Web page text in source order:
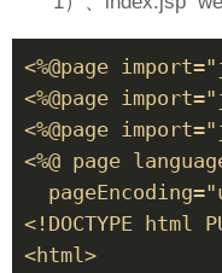
<%@page
<%@page
<%@page
<%@ page
<!DOCTYPE
<html>